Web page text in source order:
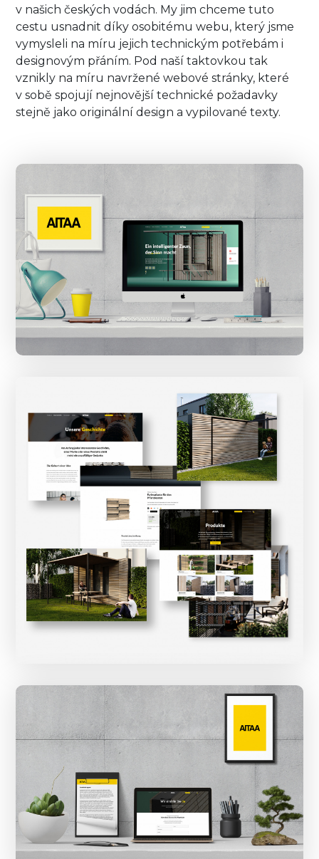
v našich českých vodách. My jim chceme tuto
cestu usnadnit díky osobitému webu, který jsme
vymysleli na míru jejich technickým potřebám i
designovým přáním. Pod naší taktovkou tak
vznikly na míru navržené webové stránky, které
v sobě spojují nejnovější technické požadavky
stejně jako originální design a vypilované texty.